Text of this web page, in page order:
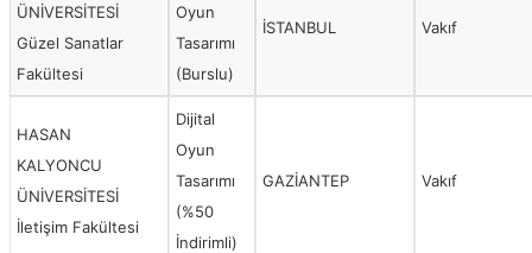
ÜNİVERSİTESİ
Güzel Sanatlar
Fakültesi
Oyun
Tasarımı
(Burslu)
İSTANBUL Vakıf
HASAN
KALYONCU
ÜNİVERSİTESİ
İletişim Fakültesi
Dijital
Oyun
Tasarımı
(%50
İndirimli)
GAZİANTEP Vakıf